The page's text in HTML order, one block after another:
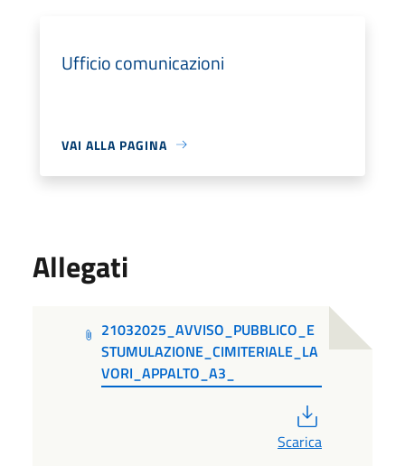
Ufficio comunicazioni
VAI ALLA PAGINA
Allegati
21032025_AVVISO_PUBBLICO_E
STUMULAZIONE_CIMITERIALE_LA
VORI_APPALTO_A3_
Scarica